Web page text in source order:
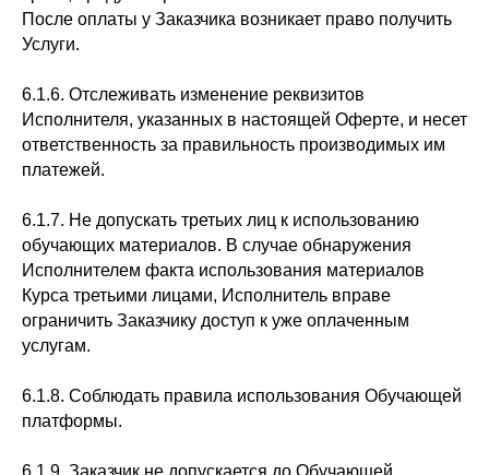
После оплаты у Заказчика возникает право получить
Услуги.
6.1.6. Отслеживать изменение реквизитов
Исполнителя, указанных в настоящей Оферте, и несет
ответственность за правильность производимых им
платежей.
6.1.7. Не допускать третьих лиц к использованию
обучающих материалов. В случае обнаружения
Исполнителем факта использования материалов
Курса третьими лицами, Исполнитель вправе
ограничить Заказчику доступ к уже оплаченным
услугам.
6.1.8. Соблюдать правила использования Обучающей
платформы.
6.1.9. Заказчик не допускается до Обучающей